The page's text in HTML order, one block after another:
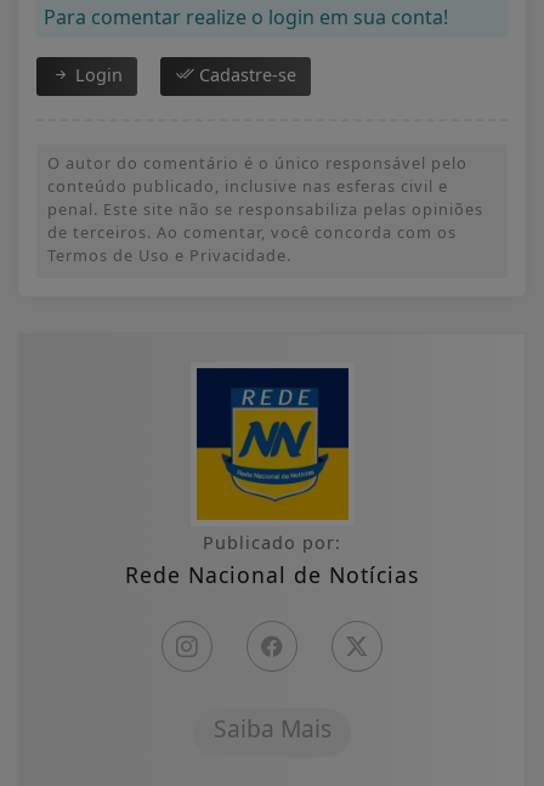
Para comentar realize o login em sua conta!
Login Cadastre-se
O autor do comentário é o único responsável pelo
conteúdo publicado, inclusive nas esferas civil e
penal. Este site não se responsabiliza pelas opiniões
de terceiros. Ao comentar, você concorda com os
Termos de Uso e Privacidade.
Publicado por:
Rede Nacional de Notícias
Saiba Mais